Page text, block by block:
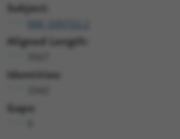
Subject:
Aligned Length:
Identities:
Gaps: